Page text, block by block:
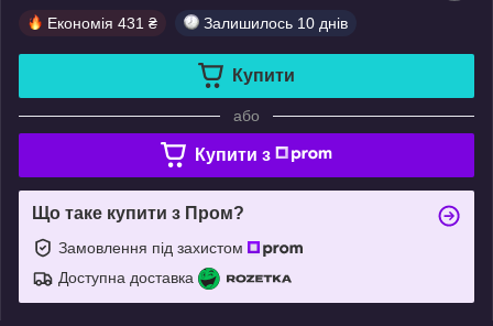
Економія 431 ₴ Залишилось 10 днів
Купити
або
Купити з
Що таке купити з Пром?
Замовлення під захистом
Доступна доставка